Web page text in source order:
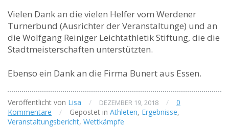
Vielen Dank an die vielen Helfer vom Werdener
Turnerbund (Ausrichter der Veranstaltunge) und an
die Wolfgang Reiniger Leichtathletik Stiftung, die die
Stadtmeisterschaften unterstützten.
Ebenso ein Dank an die Firma Bunert aus Essen.
Veröffentlicht von Lisa / DEZEMBER 19, 2018 /
0
Kommentare
/ Gepostet in Athleten, Ergebnisse,
Veranstaltungsbericht, Wettkämpfe